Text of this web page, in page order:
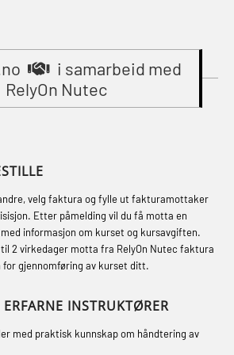
(CA-EBS) Initial
(OBS119)
Air Emergency
– repetisjon (OFA102)
grunnkurs (OFABLE101)
grunnleggende
for offiserer
videregående
oppdatering offiserer
(MBS134)
Oppdatering Offiserer
Behandling med
for offiserer 24 t
Industrivern (LSC115)
Røykdykking Industrivern
(FSC121)
brukerkurs (OFA107)
industrivern –
(LBS100)
– Webinar (LSP103)
i samarbeid med
RelyOn Nutec
velg faktura og fylle ut fakturamottaker
Etter påmelding vil du få motta en
informasjon om kurset og kursavgiften.
til 2 virkedager motta fra RelyOn Nutec faktura
gjennomføring av kurset ditt.
INSTRUKTØRER
med praktisk kunnskap om håndtering av